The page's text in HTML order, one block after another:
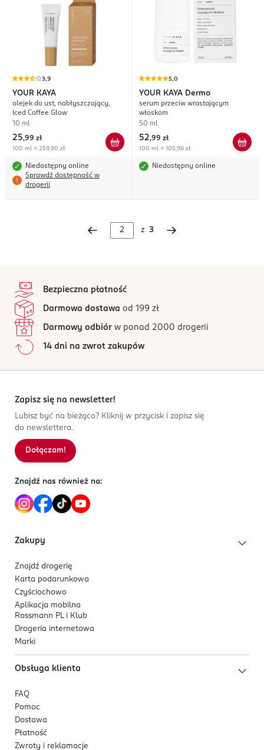
3,9
YOUR KAYA
olejek do ust, nabłyszczający,
Iced Coffee Glow
10 ml
25,99 zł
100 ml = 259,90 zł
Niedostępny online
Sprawdź dostępność w
drogerii
5,0
YOUR KAYA Dermo
serum przeciw wrastającym
włoskom
50 ml
52,99 zł
100 ml = 105,98 zł
Niedostępny online
z 3
Bezpieczna płatność
Darmowa dostawa od 199 zł
Darmowy odbiór w ponad 2000 drogerii
14 dni na zwrot zakupów
Zapisz się na newsletter!
Lubisz być na bieżąco? Kliknij w przycisk i zapisz się
do newslettera.
Dołączam!
Znajdź nas również na:
Zakupy
Znajdź drogerię
Karta podarunkowa
Czyściochowo
Aplikacja mobilna
Rossmann PL i Klub
Drogeria internetowa
Marki
Obsługa klienta
FAQ
Pomoc
Dostawa
Płatność
Zwroty i reklamacje